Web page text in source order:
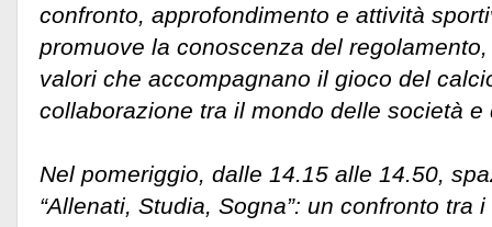
confronto, approfondimento e attività
promuove la conoscenza del
valori che accompagnano il gioco del
collaborazione tra il mondo delle società e
Nel pomeriggio, dalle 14.15 alle 14.50,
“Allenati, Studia, Sogna”: un confronto tra